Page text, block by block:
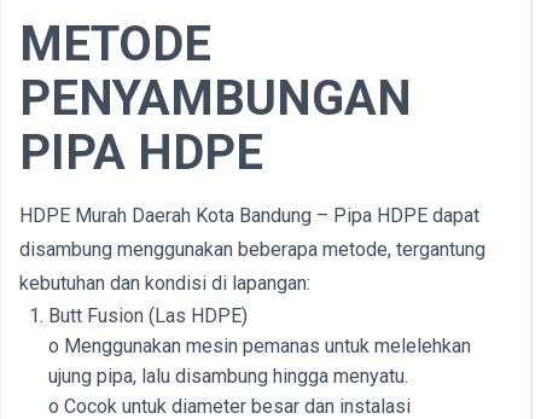
METODE
PENYAMBUNGAN
PIPA HDPE
HDPE Murah Daerah Kota Bandung – Pipa HDPE dapat
disambung menggunakan beberapa metode, tergantung
kebutuhan dan kondisi di lapangan:
Butt Fusion (Las HDPE)
o Menggunakan mesin pemanas untuk melelehkan
ujung pipa, lalu disambung hingga menyatu.
o Cocok untuk diameter besar dan instalasi